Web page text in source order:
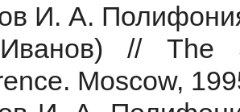
И. А.
// The
Moscow,